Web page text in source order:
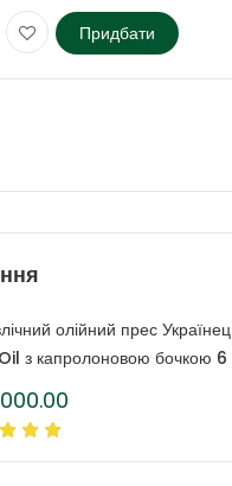
Придбати
олійний прес
з капролоновою бочкою 6